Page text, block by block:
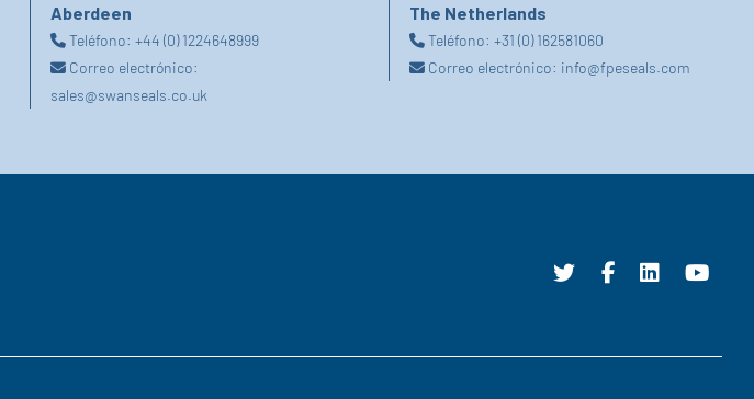
Aberdeen
Teléfono: +44 (0) 1224648999
Correo electrónico:
sales@swanseals.co.uk
The Netherlands
Teléfono:+31 (0) 162581060
Correo electrónico: info@fpeseals.com